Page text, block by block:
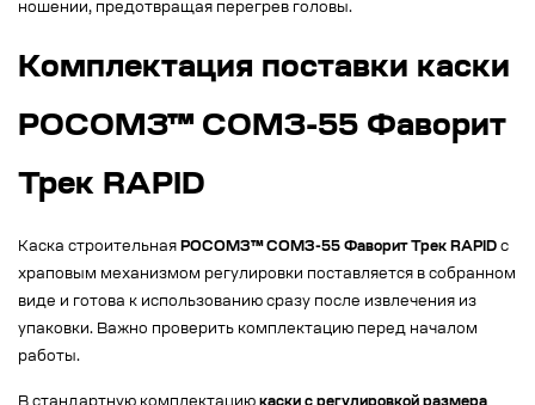
ношении, предотвращая перегрев головы.
Комплектация поставки каски
РОСОМЗ™ СОМЗ-55 Фаворит
Трек RAPID
Каска строительная РОСОМЗ™ СОМЗ-55 Фаворит Трек RAPID с
храповым механизмом регулировки поставляется в собранном
виде и готова к использованию сразу после извлечения из
упаковки. Важно проверить комплектацию перед началом
работы.